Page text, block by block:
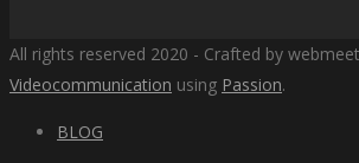
All rights reserved 2020 - Crafted by
Videocommunication using Passion.
BLOG